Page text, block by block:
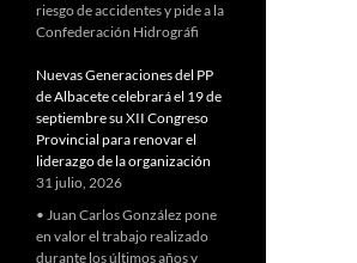
riesgo de accidentes y pide a la
Confederación Hidrográfi
Nuevas Generaciones del PP
de Albacete celebrará el 19 de
septiembre su XII Congreso
Provincial para renovar el
liderazgo de la organización
31 julio, 2026
• Juan Carlos González pone
en valor el trabajo realizado
durante los últimos años y